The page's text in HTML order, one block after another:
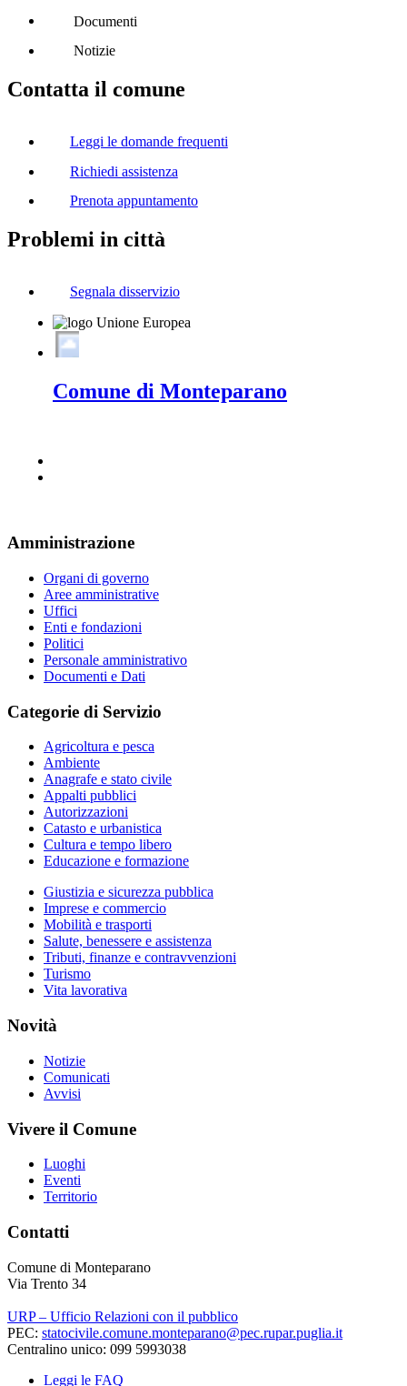
Documenti
Notizie
Contatta il comune
Leggi le domande frequenti
Richiedi assistenza
Prenota appuntamento
Problemi in città
Segnala disservizio
Comune di Monteparano
Amministrazione
Organi di governo
Aree amministrative
Uffici
Enti e fondazioni
Politici
Personale amministrativo
Documenti e Dati
Categorie di Servizio
Agricoltura e pesca
Ambiente
Anagrafe e stato civile
Appalti pubblici
Autorizzazioni
Catasto e urbanistica
Cultura e tempo libero
Educazione e formazione
Giustizia e sicurezza pubblica
Imprese e commercio
Mobilità e trasporti
Salute, benessere e assistenza
Tributi, finanze e contravvenzioni
Turismo
Vita lavorativa
Novità
Notizie
Comunicati
Avvisi
Vivere il Comune
Luoghi
Eventi
Territorio
Contatti
Comune di Monteparano
Via Trento 34
URP – Ufficio Relazioni con il pubblico
PEC: statocivile.comune.monteparano@pec.rupar.puglia.it
Centralino unico: 099 5993038
Leggi le FAQ